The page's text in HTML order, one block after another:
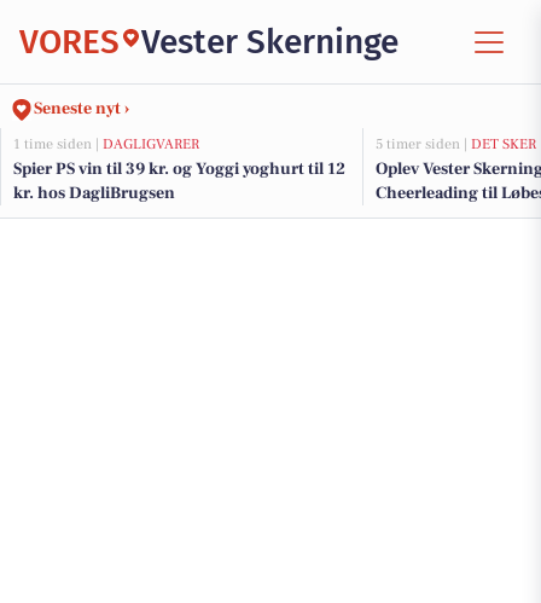
VORES Vester Skerninge
Seneste nyt ›
1 time siden | DAGLIGVARER
Spier PS vin til 39 kr. og Yoggi yoghurt til 12
kr. hos DagliBrugsen
5 timer siden | DET SKER
Oplev Vester
Cheerleading til